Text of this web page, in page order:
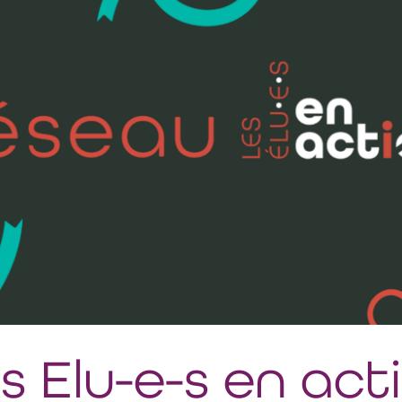
Elu-e-s en